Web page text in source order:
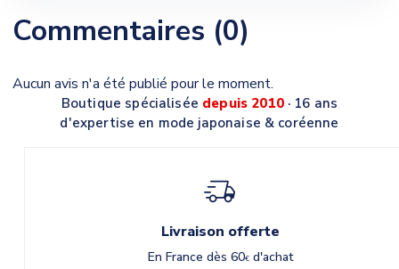
Commentaires (0)
Aucun avis n'a été publié pour le moment.
Boutique spécialisée depuis 2010· 16 ans
d'expertise en mode japonaise & coréenne
Livraison offerte
En France dès 60€d'achat